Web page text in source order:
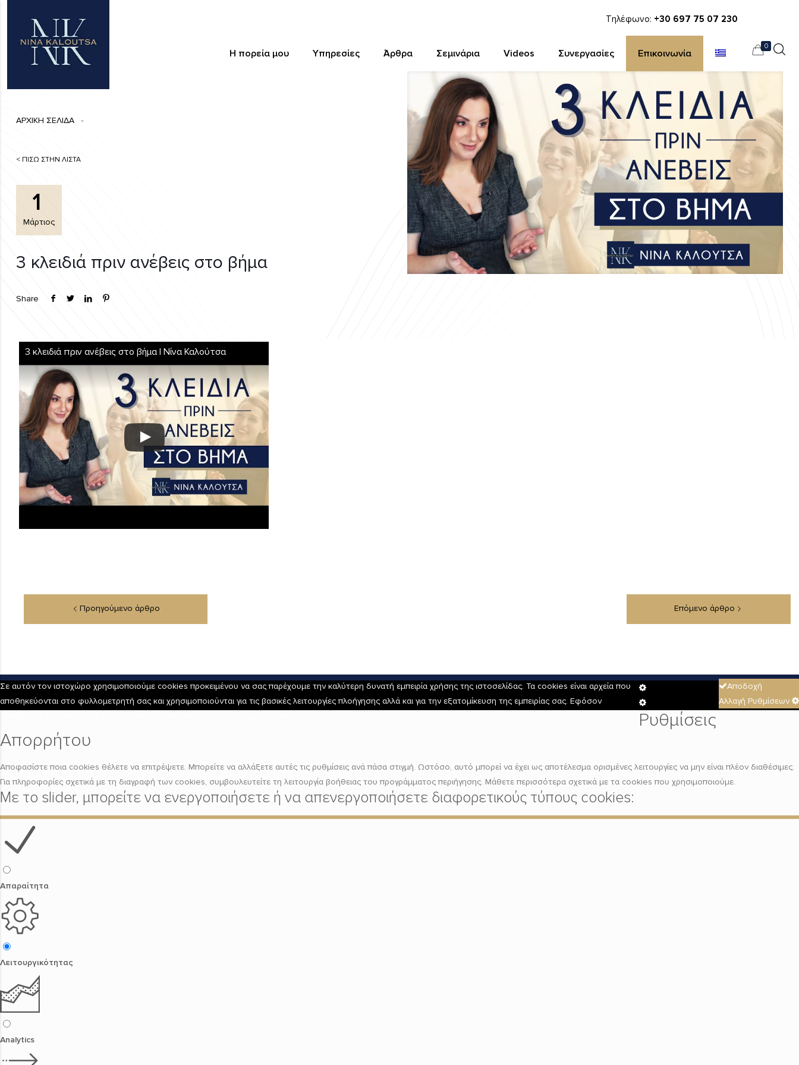
Τηλέφωνο: +30 697 75 07 230
Η πορεία μου Υπηρεσίες Άρθρα Σεμινάρια Videos Συνεργασίες Επικοινωνία
0
ΑΡΧΙΚΗ ΣΕΛΙΔΑ
< ΠΙΣΩ ΣΤΗΝ ΛΙΣΤΑ
1
Μάρτιος
3 κλειδιά πριν ανέβεις στο βήμα
Share
3 κλειδιά πριν ανέβεις στο βήμα | Νίνα Καλούτσα
Σε αυτόν τον ιστοχώρο χρησιμοποιούμε cookies προκειμένου να σας παρέχουμε την καλύτερη δυνατή εμπειρία χρήσης της ιστοσελίδας. Τα cookies είναι αρχεία που
αποθηκεύονται στο φυλλομετρητή σας και χρησιμοποιούνται για τις βασικές λειτουργίες πλοήγησης αλλά και για την εξατομίκευση της εμπειρίας σας. Εφόσον
Αποδοχή
Αλλαγή Ρυθμίσεων
Cookie
Box
Settings
Cookie
Box
Settings
Ρυθμίσεις
Απορρήτου
Αποφασίστε ποια cookies θέλετε να επιτρέψετε. Μπορείτε να αλλάξετε αυτές τις ρυθμίσεις ανά πάσα στιγμή. Ωστόσο, αυτό μπορεί να έχει ως αποτέλεσμα ορισμένες λειτουργίες να μην είναι πλέον διαθέσιμες.
Για πληροφορίες σχετικά με τη διαγραφή των cookies, συμβουλευτείτε τη λειτουργία βοήθειας του προγράμματος περιήγησης. Μάθετε περισσότερα σχετικά με τα cookies που χρησιμοποιούμε.
Με το slider, μπορείτε να ενεργοποιήσετε ή να απενεργοποιήσετε διαφορετικούς τύπους cookies:
Απαραίτητα
Λειτουργικότητας
Analytics